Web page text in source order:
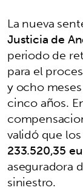
La nueva
Justicia de
periodo de
para el
y ocho
cinco años.
validó que
233.520,35
aseguradora
siniestro.